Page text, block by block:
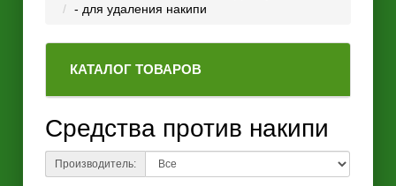
- для удаления накипи
КАТАЛОГ ТОВАРОВ
Средства против накипи
Производитель: